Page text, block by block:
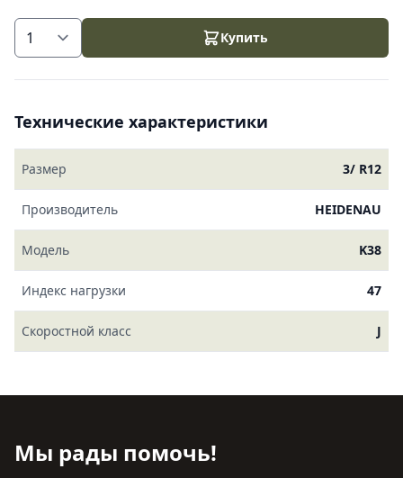
Купить
Технические характеристики
Размер 3/ R12
Производитель HEIDENAU
Модель K38
Индекс нагрузки 47
Скоростной класс J
Мы рады помочь!